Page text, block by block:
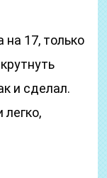
на 17, только
и сделал.